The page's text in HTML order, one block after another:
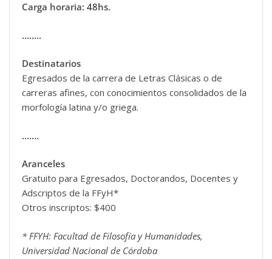
Carga horaria: 48hs.
……..
Destinatarios
Egresados de la carrera de Letras Clásicas o de
carreras afines, con conocimientos consolidados de la
morfología latina y/o griega.
…….
Aranceles
Gratuito para Egresados, Doctorandos, Docentes y
Adscriptos de la FFyH*
Otros inscriptos: $400
* FFYH: Facultad de Filosofía y Humanidades,
Universidad Nacional de Córdoba